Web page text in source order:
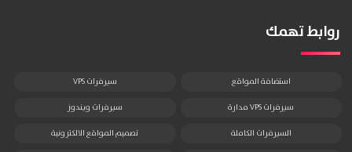
روابط تهمك
استضافة المواقع سيرفرات VPS
سيرفرات VPS مدارة سيرفرات ويندوز
السيرفرات الكاملة تصميم المواقع الالكترونية